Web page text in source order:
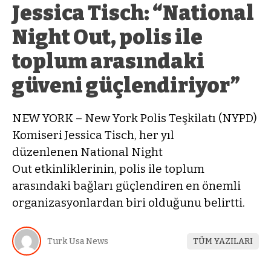
Jessica Tisch: “National
Night Out, polis ile
toplum arasındaki
güveni güçlendiriyor”
NEW YORK – New York Polis Teşkilatı (NYPD)
Komiseri Jessica Tisch, her yıl
düzenlenen National Night
Out etkinliklerinin, polis ile toplum
arasındaki bağları güçlendiren en önemli
organizasyonlardan biri olduğunu belirtti.
Turk Usa News TÜM YAZILARI